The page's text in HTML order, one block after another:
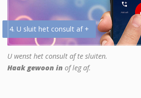
4. U sluit het consult af +
U wenst het consult af te sluiten.
Haak gewoon in of leg af.